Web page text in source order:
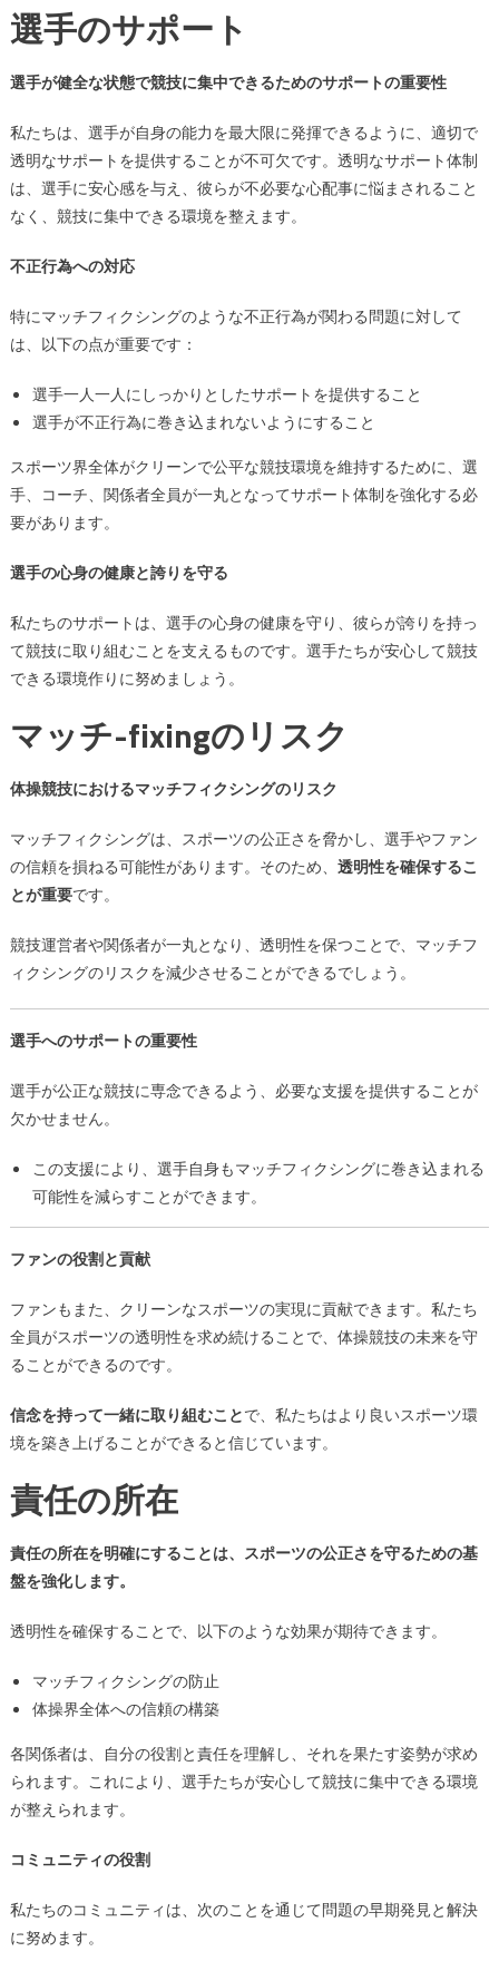
選手のサポート
選手が健全な状態で競技に集中できるためのサポートの重要性
私たちは、選手が自身の能力を最大限に発揮できるように、適切で
透明なサポートを提供することが不可欠です。透明なサポート体制
は、選手に安心感を与え、彼らが不必要な心配事に悩まされること
なく、競技に集中できる環境を整えます。
不正行為への対応
特にマッチフィクシングのような不正行為が関わる問題に対して
は、以下の点が重要です：
選手一人一人にしっかりとしたサポートを提供すること
選手が不正行為に巻き込まれないようにすること
スポーツ界全体がクリーンで公平な競技環境を維持するために、選
手、コーチ、関係者全員が一丸となってサポート体制を強化する必
要があります。
選手の心身の健康と誇りを守る
私たちのサポートは、選手の心身の健康を守り、彼らが誇りを持っ
て競技に取り組むことを支えるものです。選手たちが安心して競技
できる環境作りに努めましょう。
マッチ-fixingのリスク
体操競技におけるマッチフィクシングのリスク
マッチフィクシングは、スポーツの公正さを脅かし、選手やファン
の信頼を損ねる可能性があります。そのため、 透明性を確保するこ
とが重要です。
競技運営者や関係者が一丸となり、透明性を保つことで、マッチフ
ィクシングのリスクを減少させることができるでしょう。
選手へのサポートの重要性
選手が公正な競技に専念できるよう、必要な支援を提供することが
欠かせません。
この支援により、選手自身もマッチフィクシングに巻き込まれる
可能性を減らすことができます。
ファンの役割と貢献
ファンもまた、クリーンなスポーツの実現に貢献できます。私たち
全員がスポーツの透明性を求め続けることで、体操競技の未来を守
ることができるのです。
信念を持って一緒に取り組むことで、私たちはより良いスポーツ環
境を築き上げることができると信じています。
責任の所在
責任の所在を明確にすることは、スポーツの公正さを守るための基
盤を強化します。
透明性を確保することで、以下のような効果が期待できます。
マッチフィクシングの防止
体操界全体への信頼の構築
各関係者は、自分の役割と責任を理解し、それを果たす姿勢が求め
られます。これにより、選手たちが安心して競技に集中できる環境
が整えられます。
コミュニティの役割
私たちのコミュニティは、次のことを通じて問題の早期発見と解決
に努めます。